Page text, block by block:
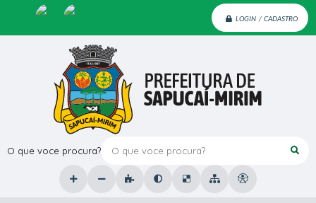
LOGIN / CADASTRO
O que voce procura?